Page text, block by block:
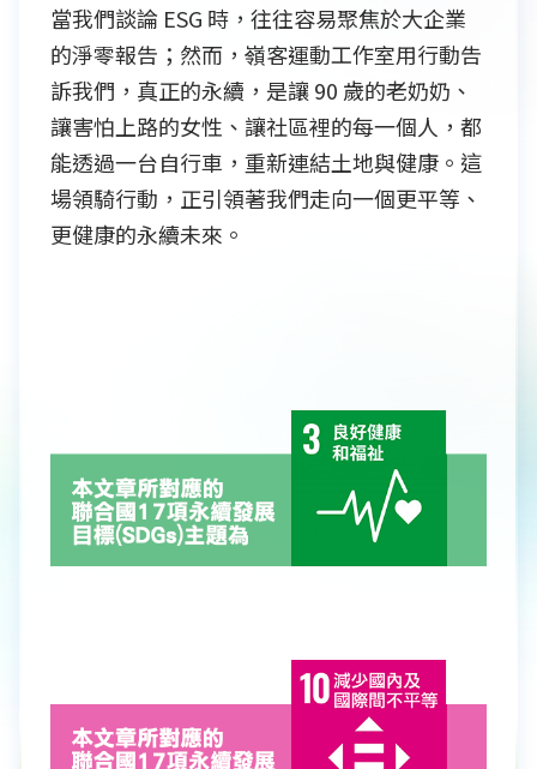
當我們談論 ESG 時，往往容易聚焦於大企業
的淨零報告；然而，嶺客運動工作室用行動告
訴我們，真正的永續，是讓 90 歲的老奶奶、
讓害怕上路的女性、讓社區裡的每一個人，都
能透過一台自行車，重新連結土地與健康。這
場領騎行動，正引領著我們走向一個更平等、
更健康的永續未來。